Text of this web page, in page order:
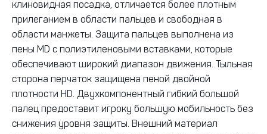
клиновидная посадка, отличается более плотным
прилеганием в области пальцев и свободная в
области манжеты. Защита пальцев выполнена из
пены MD с полиэтиленовыми вставками, которые
обеспечивают широкий диапазон движения. Тыльная
сторона перчаток защищена пеной двойной
плотности HD. Двухкомпонентный гибкий большой
палец предоставит игроку большую мобильность без
снижения уровня защиты. Внешний материал